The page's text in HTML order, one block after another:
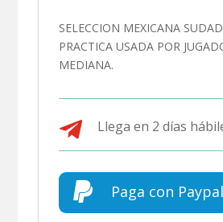
SELECCION MEXICANA
PRACTICA USADA POR
MEDIANA.
 Llega en 2 días
 Paga con Paypal